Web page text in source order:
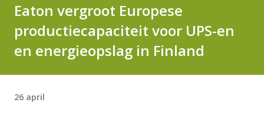
Eaton vergroot Europese
productiecapaciteit voor UPS-en
en energieopslag in Finland
26 april